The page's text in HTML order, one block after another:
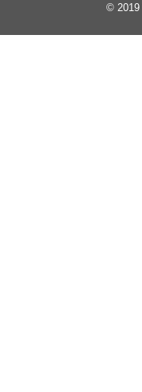
© 2019